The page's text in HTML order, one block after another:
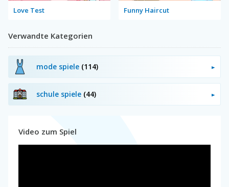
Love Test Funny Haircut
Verwandte Kategorien
mode spiele (114)
schule spiele (44)
Video zum Spiel